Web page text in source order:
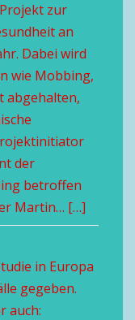
zur
an
Dabei wird
wie Mobbing,
abgehalten,
der
betroffen
Martin… […]
in Europa
gegeben.
auch: